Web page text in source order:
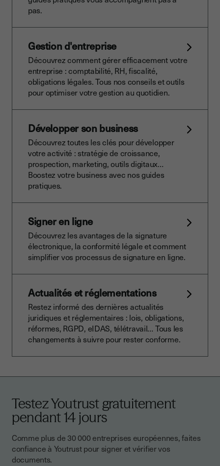
pas.
Gestion d'entreprise
Découvrez comment gérer efficacement votre
entreprise : comptabilité, RH, fiscalité,
obligations légales. Tous nos conseils et outils
pour optimiser votre gestion au quotidien.
Développer son business
Découvrez toutes les clés pour développer
votre activité : stratégie de croissance,
prospection, marketing, outils digitaux…
Boostez votre business avec nos guides
pratiques.
Signer en ligne
Découvrez les avantages de la signature
électronique, la conformité légale et comment
simplifier vos processus de signature en ligne.
Actualités et réglementations
Restez informé des dernières actualités
juridiques et réglementaires : lois, obligations,
réformes, RGPD, eIDAS, télétravail… Tous les
changements à suivre pour rester conforme.
Testez Youtrust gratuitement
pendant 14 jours
Comme plus de 30 000 entreprises européennes, faites
confiance à Youtrust pour signer et vérifier vos
documents.